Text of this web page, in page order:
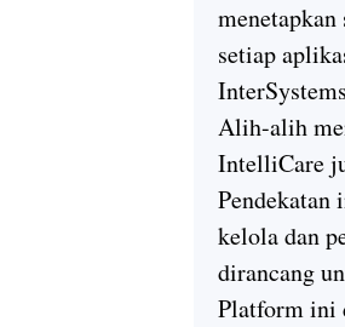
setiap
Alih-alih
IntelliCare
Pendekatan
kelola dan
dirancang
Platform ini